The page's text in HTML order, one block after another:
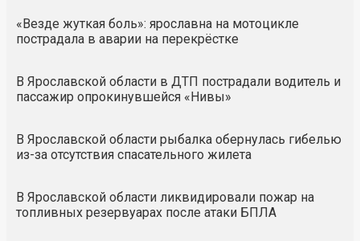
«Везде жуткая боль»: ярославна на мотоцикле
пострадала в аварии на перекрёстке
В Ярославской области в ДТП пострадали водитель и
пассажир опрокинувшейся «Нивы»
В Ярославской области рыбалка обернулась гибелью
из-за отсутствия спасательного жилета
В Ярославской области ликвидировали пожар на
топливных резервуарах после атаки БПЛА